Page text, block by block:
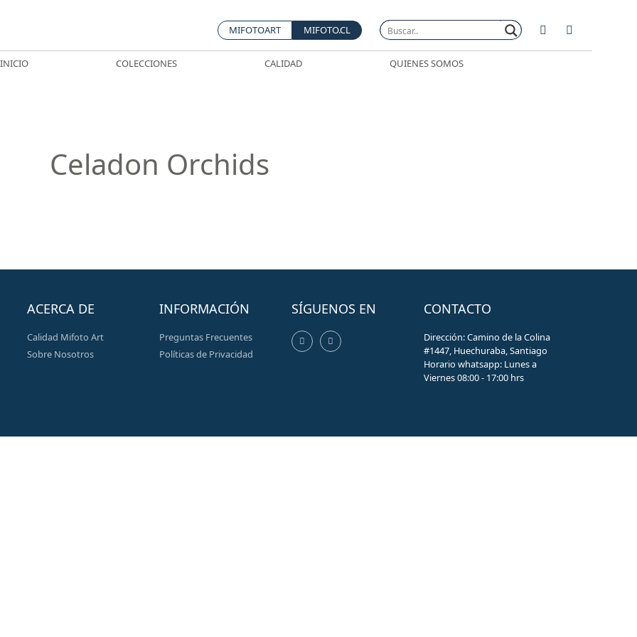
MIFOTOART MIFOTO.CL
INICIO COLECCIONES CALIDAD QUIENES SOMOS
Celadon Orchids
ACERCA DE
Calidad Mifoto Art
Sobre Nosotros
INFORMACIÓN
Preguntas Frecuentes
Políticas de Privacidad
SÍGUENOS EN CONTACTO
Dirección: Camino de la Colina
#1447, Huechuraba, Santiago
Horario whatsapp: Lunes a
Viernes 08:00 - 17:00 hrs